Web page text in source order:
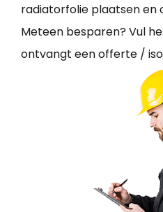
radiatorfolie plaatsen en
Meteen besparen? Vul
ontvangt een offerte /